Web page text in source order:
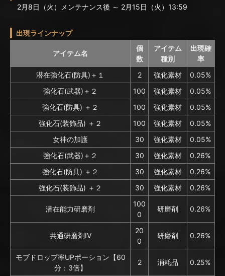
2月8日（火）メンテナンス後 ～ 2月15日（火）13:59
出現ラインナップ
アイテム名
個
数
アイテム
種別
出現確
率
潜在強化石(防具)＋１
2 強化素材
0.05%
強化石(武器)＋２
100 強化素材
0.05%
強化石(防具) ＋２
100 強化素材
0.05%
強化石(装飾品) ＋２
100 強化素材
0.05%
女神の加護
30 強化素材
0.05%
強化石(武器)＋２
30 強化素材
0.26%
強化石(防具) ＋２
30 強化素材
0.26%
強化石(装飾品) ＋２
30 強化素材 0.26%
潜在能力研磨剤
100
0
研磨剤 0.26%
共通研磨剤IV
20
0
研磨剤 0.26%
モブドロップ率UPポーション【60
分：3倍】
2 消耗品 0.25%